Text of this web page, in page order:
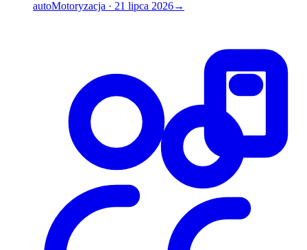
autoMotoryzacja · 21 lipca 2026→